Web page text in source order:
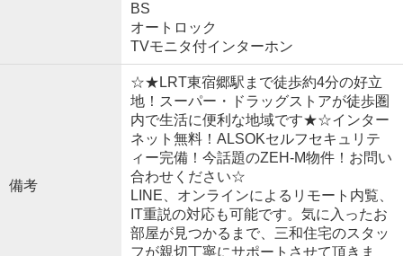
BS
オートロック
TVモニタ付インターホン
備考
☆★LRT東宿郷駅まで徒歩約4分の好立
地！スーパー・ドラッグストアが徒歩圏
内で生活に便利な地域です★☆インター
ネット無料！ALSOKセルフセキュリテ
ィー完備！今話題のZEH-M物件！お問い
合わせください☆
LINE、オンラインによるリモート内覧、
IT重説の対応も可能です。気に入ったお
部屋が見つかるまで、三和住宅のスタッ
フが親切丁寧にサポートさせて頂きま